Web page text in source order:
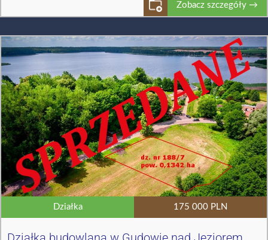
Zobacz szczegóły →
Działka 175 000 PLN